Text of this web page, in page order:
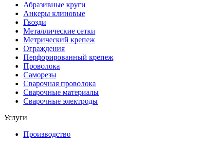
Абразивные круги
Анкеры клиновые
Гвозди
Металлические сетки
Метрический крепеж
Ограждения
Перфорированный крепеж
Проволока
Саморезы
Сварочная проволока
Сварочные материалы
Сварочные электроды
Услуги
Производство